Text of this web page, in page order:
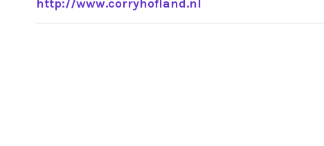
http://www.corryhofland.nl